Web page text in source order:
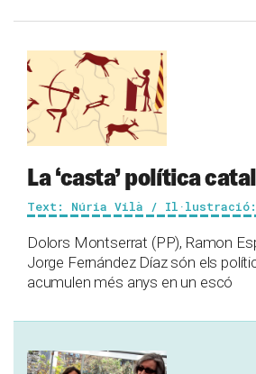
La ‘casta’ política
Text: Núria Vilà / Il·lustració:
Dolors Montserrat (PP), Ramon
Jorge Fernández Díaz són els
acumulen més anys en un escó